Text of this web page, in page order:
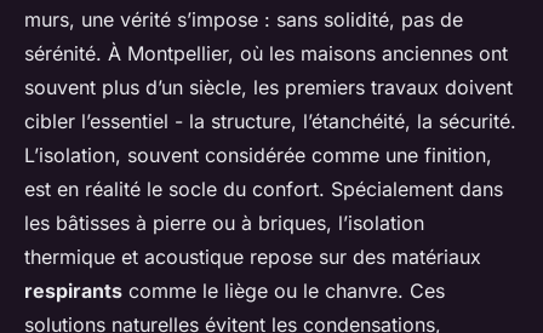
murs, une vérité s’impose : sans solidité, pas de
sérénité. À Montpellier, où les maisons anciennes ont
souvent plus d’un siècle, les premiers travaux doivent
cibler l’essentiel - la structure, l’étanchéité, la sécurité.
L’isolation, souvent considérée comme une finition,
est en réalité le socle du confort. Spécialement dans
les bâtisses à pierre ou à briques, l’isolation
thermique et acoustique repose sur des matériaux
respirants comme le liège ou le chanvre. Ces
solutions naturelles évitent les condensations,